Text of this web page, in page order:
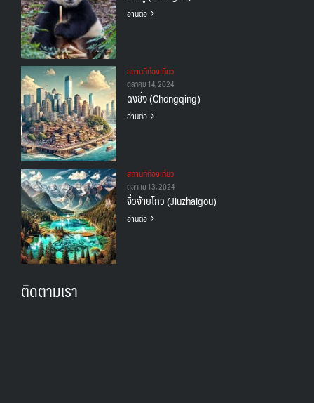
อ่านต่อ
สถานทีท่องเที่ยว
ตุลาคม 14, 2024
ฉงชิ่ง (Chongqing)
อ่านต่อ
สถานทีท่องเที่ยว
ตุลาคม 13, 2024
จิ่วจ้ายโกว (Jiuzhaigou)
อ่านต่อ
ติดตามเรา